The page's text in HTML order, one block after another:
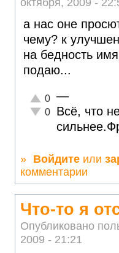
а нас оне
чему? к
на бедность
подаю...
Отлично!
0
Неадекватно!
0
—
Всё, что
» Войдите или
комментарии
Что-то я
Опубликовано
2009 - 21:21